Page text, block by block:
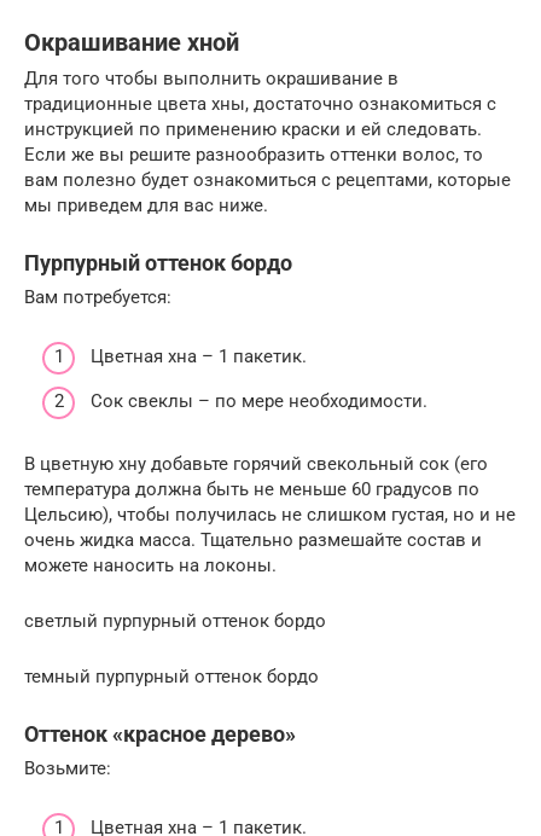
Окрашивание хной
Для того чтобы выполнить окрашивание в
традиционные цвета хны, достаточно ознакомиться с
инструкцией по применению краски и ей следовать.
Если же вы решите разнообразить оттенки волос, то
вам полезно будет ознакомиться с рецептами, которые
мы приведем для вас ниже.
Пурпурный оттенок бордо
Вам потребуется:
Цветная хна – 1 пакетик.
Сок свеклы – по мере необходимости.
В цветную хну добавьте горячий свекольный сок (его
температура должна быть не меньше 60 градусов по
Цельсию), чтобы получилась не слишком густая, но и не
очень жидка масса. Тщательно размешайте состав и
можете наносить на локоны.
светлый пурпурный оттенок бордо
темный пурпурный оттенок бордо
Оттенок «красное дерево»
Возьмите:
Цветная хна – 1 пакетик.